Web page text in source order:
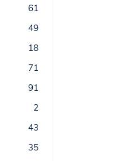
61
49
18
71
91
2
43
35